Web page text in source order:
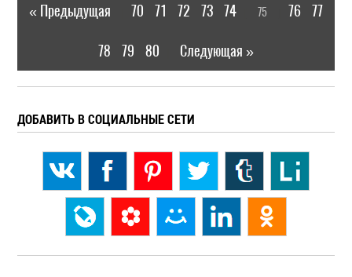
« Предыдущая 70 71 72 73 74 75 76 77
78 79 80 Следующая »
ДОБАВИТЬ В СОЦИАЛЬНЫЕ СЕТИ